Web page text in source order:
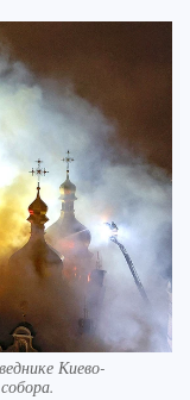
Киево-